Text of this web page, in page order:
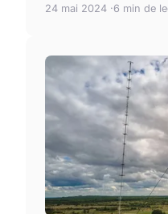
24 mai 2024 6 min de